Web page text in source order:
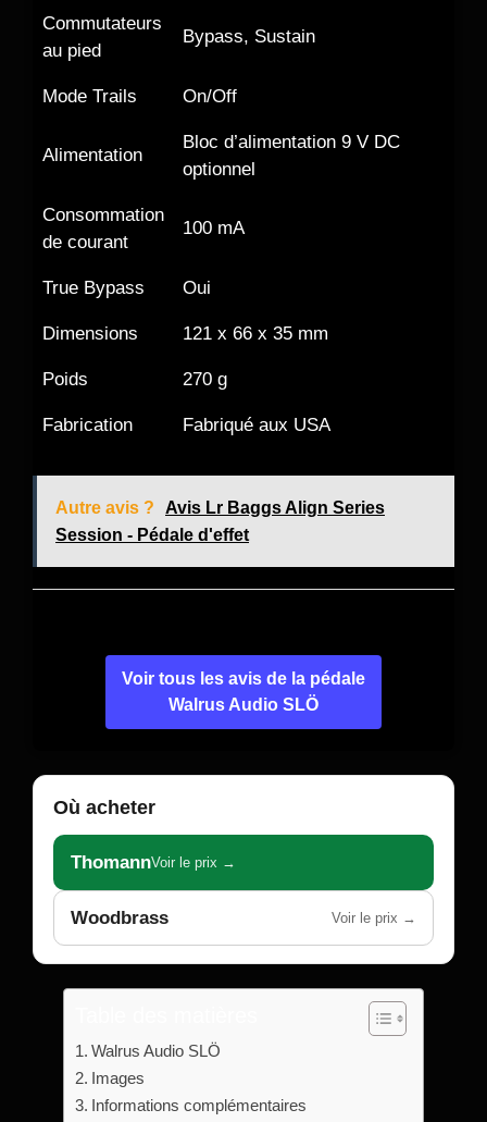
Commutateurs
au pied
Bypass, Sustain
Mode Trails On/Off
Alimentation
Bloc d’alimentation 9 V DC
optionnel
Consommation
de courant
100 mA
True Bypass Oui
Dimensions 121 x 66 x 35 mm
Poids 270 g
Fabrication Fabriqué aux USA
Autre avis ?
Avis Lr Baggs Align Series
Session - Pédale d'effet
Voir tous les avis de la pédale
Walrus Audio SLÖ
Où acheter
ThomannVoir le prix →
Woodbrass Voir le prix →
Walrus Audio SLÖ
Images
Informations complémentaires